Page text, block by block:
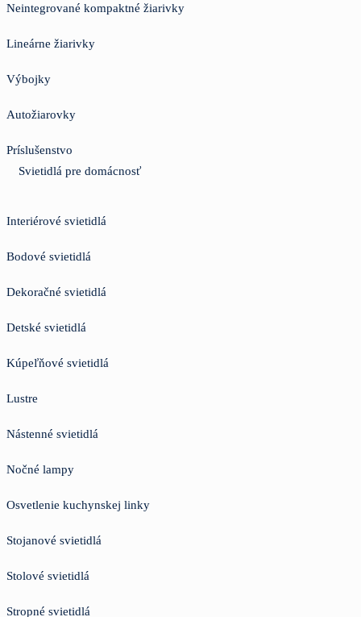
Neintegrované kompaktné žiarivky
Lineárne žiarivky
Výbojky
Autožiarovky
Príslušenstvo
Svietidlá pre domácnosť
Interiérové svietidlá
Bodové svietidlá
Dekoračné svietidlá
Detské svietidlá
Kúpeľňové svietidlá
Lustre
Nástenné svietidlá
Nočné lampy
Osvetlenie kuchynskej linky
Stojanové svietidlá
Stolové svietidlá
Stropné svietidlá